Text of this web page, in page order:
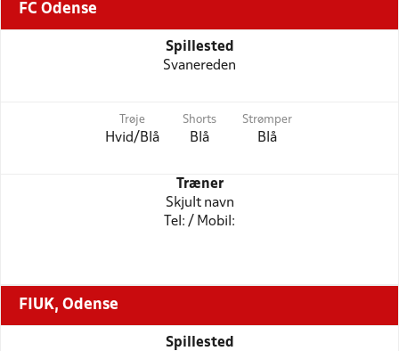
FC Odense
Spillested
Svanereden
Trøje
Hvid/Blå
Shorts
Blå
Strømper
Blå
Træner
Skjult navn
Tel: / Mobil:
FIUK, Odense
Spillested